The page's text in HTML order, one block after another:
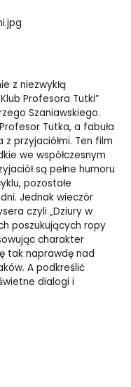
z niezwykłą
Profesora Tutki”
Szaniawskiego.
Tutka, a fabuła
przyjaciółmi. Ten film
we współczesnym
są pełne humoru
pozostałe
Jednak wieczór
czyli „Dziury w
poszukujących ropy
charakter
tak naprawdę nad
A podkreślić
dialogi i